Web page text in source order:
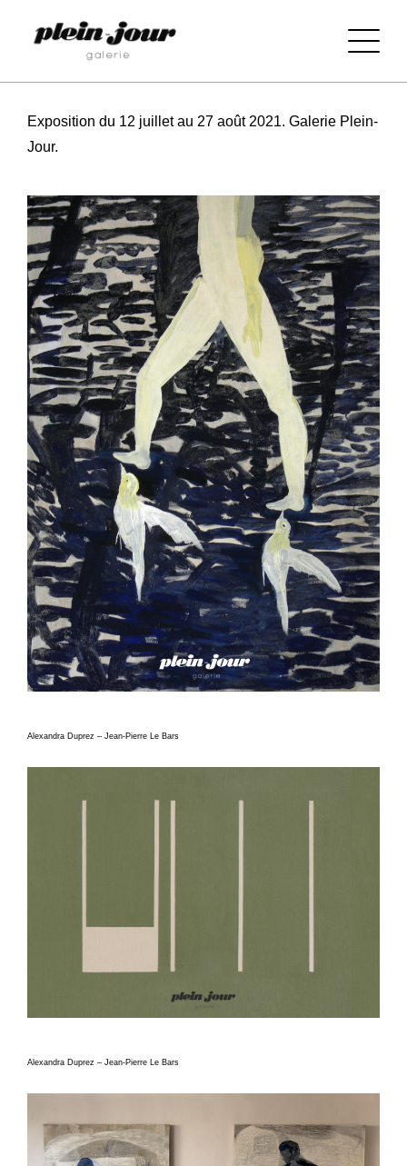
Exposition du 12 juillet au 27 août 2021. Galerie Plein-
Jour.
Alexandra Duprez – Jean-Pierre Le Bars
Alexandra Duprez – Jean-Pierre Le Bars